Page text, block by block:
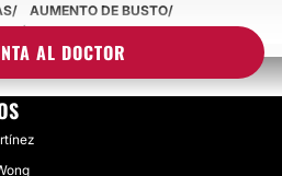
AL DOCTOR
AUMENTO DE BUSTO
DE IMPLANTE MAMARIO?